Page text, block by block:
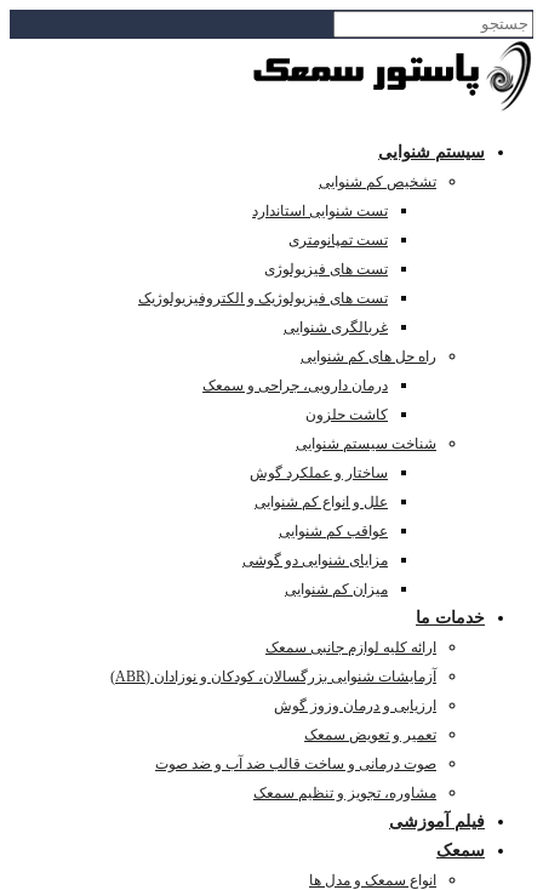
سیستم شنوایی
تشخیص کم شنوایی
تست شنوایی استاندارد
تست تمپانومتری
تست های فیزیولوژی
تست های فیزیولوژیک و الکتروفیزیولوژیک
غربالگری شنوایی
راه حل های کم شنوایی
درمان دارویی، جراحی و سمعک
کاشت حلزون
شناخت سیستم شنوایی
ساختار و عملکرد گوش
علل و انواع کم شنوایی
عواقب کم شنوایی
مزایای شنوایی دو گوشی
میزان کم شنوایی
خدمات ما
ارائه کلیه لوازم جانبی سمعک
آزمایشات شنوایی بزرگسالان، کودکان و نوزادان (ABR)
ارزیابی و درمان وزوز گوش
تعمیر و تعویض سمعک
صوت درمانی و ساخت قالب ضد آب و ضد صوت
مشاوره، تجویز و تنظیم سمعک
فیلم آموزشی
سمعک
انواع سمعک و مدل ها